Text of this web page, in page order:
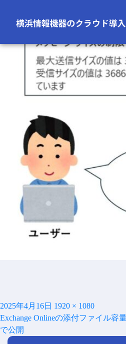
次の画像
投
稿
日:
2025年4月16日 フ
ル
1920 × 1080
投
稿
ナ
Exchange Onlineの添付ファイル容
で公開